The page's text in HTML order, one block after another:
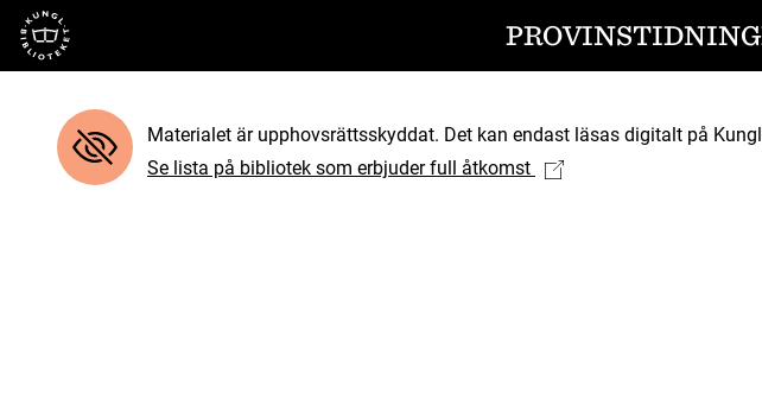
Till startsidan
Materialet är upphovsrättsskyddat. Det kan endast läsas digitalt på
Se lista på bibliotek som erbjuder full åtkomst